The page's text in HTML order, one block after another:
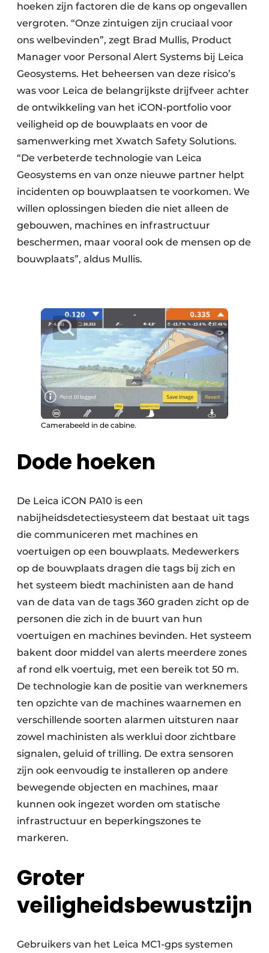
hoeken zijn factoren die de kans op ongevallen
vergroten. “Onze zintuigen zijn cruciaal voor
ons welbevinden”, zegt Brad Mullis, Product
Manager voor Personal Alert Systems bij Leica
Geosystems. Het beheersen van deze risico’s
was voor Leica de belangrijkste drijfveer achter
de ontwikkeling van het iCON-portfolio voor
veiligheid op de bouwplaats en voor de
samenwerking met Xwatch Safety Solutions.
“De verbeterde technologie van Leica
Geosystems en van onze nieuwe partner helpt
incidenten op bouwplaatsen te voorkomen. We
willen oplossingen bieden die niet alleen de
gebouwen, machines en infrastructuur
beschermen, maar vooral ook de mensen op de
bouwplaats”, aldus Mullis.
Camerabeeld in de cabine.
Dode hoeken
De Leica iCON PA10 is een
nabijheidsdetectiesysteem dat bestaat uit tags
die communiceren met machines en
voertuigen op een bouwplaats. Medewerkers
op de bouwplaats dragen die tags bij zich en
het systeem biedt machinisten aan de hand
van de data van de tags 360 graden zicht op de
personen die zich in de buurt van hun
voertuigen en machines bevinden. Het systeem
bakent door middel van alerts meerdere zones
af rond elk voertuig, met een bereik tot 50 m.
De technologie kan de positie van werknemers
ten opzichte van de machines waarnemen en
verschillende soorten alarmen uitsturen naar
zowel machinisten als werklui door zichtbare
signalen, geluid of trilling. De extra sensoren
zijn ook eenvoudig te installeren op andere
bewegende objecten en machines, maar
kunnen ook ingezet worden om statische
infrastructuur en beperkingszones te
markeren.
Groter
veiligheidsbewustzijn
Gebruikers van het Leica MC1-gps systemen